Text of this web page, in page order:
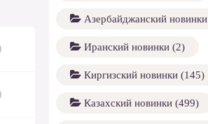
Азербайджанский новинки
(1158)
Иранский новинки (2)
Киргизский новинки (145)
Казахский новинки (499)